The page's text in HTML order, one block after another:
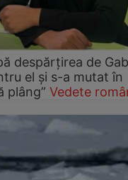
despărțirea de
el și s-a mutat în
plâng” Vedete